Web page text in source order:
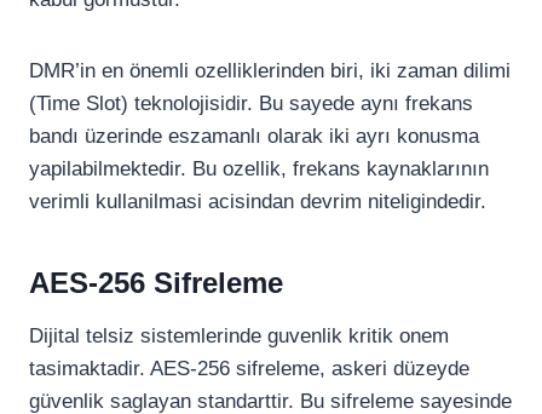
DMR’in en önemli ozelliklerinden biri, iki zaman dilimi
(Time Slot) teknolojisidir. Bu sayede aynı frekans
bandı üzerinde eszamanlı olarak iki ayrı konusma
yapilabilmektedir. Bu ozellik, frekans kaynaklarının
verimli kullanilmasi acisindan devrim niteligindedir.
AES-256 Sifreleme
Dijital telsiz sistemlerinde guvenlik kritik onem
tasimaktadir. AES-256 sifreleme, askeri düzeyde
güvenlik saglayan standarttir. Bu sifreleme sayesinde